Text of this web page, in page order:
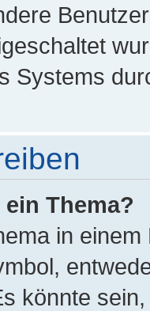
Systems
Thema?
in
könnte